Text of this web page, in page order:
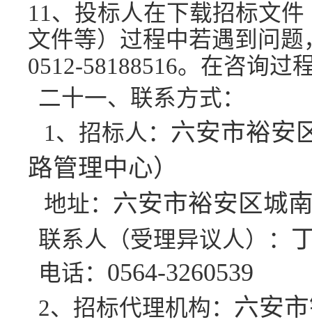
11、投标人在下载招标文
文件等）过程中若遇到问
0512-58188516。在咨询过
二十一、联系方式：
1、招标人： 六安市裕安
路管理中心）
地址： 六安市裕安区城
联系人（受理异议人）：
电话： 0564-3260539
2、招标代理机构： 六安